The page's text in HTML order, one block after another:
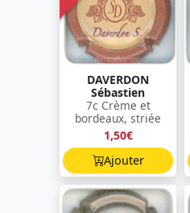
DAVERDON
Sébastien
7c Crème et
bordeaux, striée
1,50€
Ajouter